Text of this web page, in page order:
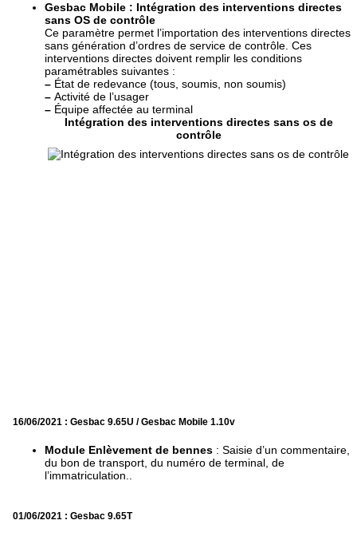
Gesbac Mobile : Intégration des interventions directes
sans OS de contrôle
Ce paramètre permet l’importation des interventions directes
sans génération d’ordres de service de contrôle. Ces
interventions directes doivent remplir les conditions
paramétrables suivantes :
– État de redevance (tous, soumis, non soumis)
– Activité de l’usager
– Équipe affectée au terminal
Intégration des interventions directes sans os de
contrôle
16/06/2021 : Gesbac 9.65U / Gesbac Mobile 1.10v
Module Enlèvement de bennes : Saisie d’un commentaire,
du bon de transport, du numéro de terminal, de
l’immatriculation..
01/06/2021 : Gesbac 9.65T